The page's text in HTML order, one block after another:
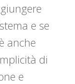
e se
anche
di
e